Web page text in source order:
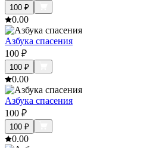
100 ₽
0.00
Азбука спасения
100 ₽
100 ₽
0.00
Азбука спасения
100 ₽
100 ₽
0.00